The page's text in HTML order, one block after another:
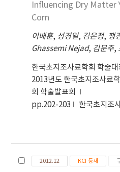
Influencing Dry Matter
Corn
이배훈, 성경일, 김은정, 팽
Ghassemi Nejad, 김문주,
한국초지조사료학회 학술대
2013년도 한국초지조사료
회 학술발표회
pp.202-203
한국초지조
2012.12 KCI 등재